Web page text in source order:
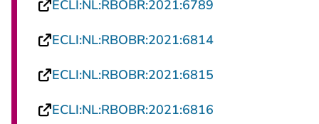
ECLI:NL:RBOBR:2021:6789
ECLI:NL:RBOBR:2021:6814- U verlaat
ECLI:NL:RBOBR:2021:6815
ECLI:NL:RBOBR:2021:6816